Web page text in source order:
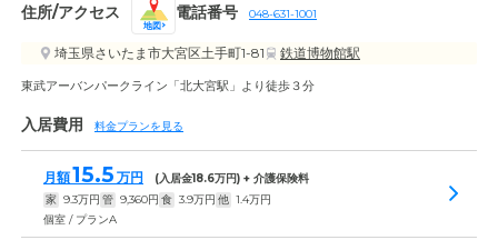
住所/アクセス
地図
電話番号 048-631-1001
埼玉県さいたま市大宮区土手町1-81 鉄道博物館駅
東武アーバンパークライン「北大宮駅」より徒歩３分
入居費用 料金プランを見る
月額15.5 万円 (入居金18.6万円) + 介護保険料
家 9.3万円 管 9,360円 食 3.9万円 他 1.4万円
個室 / プランA